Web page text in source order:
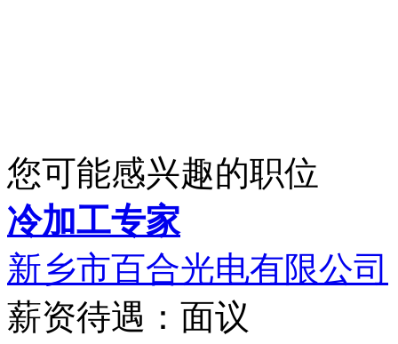
您可能感兴趣的职位
冷加工专家
新乡市百合光电有限公司
薪资待遇：面议